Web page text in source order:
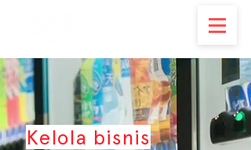
Kelola bisnis